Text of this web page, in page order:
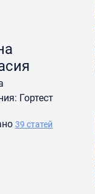
Гортест
39 статей